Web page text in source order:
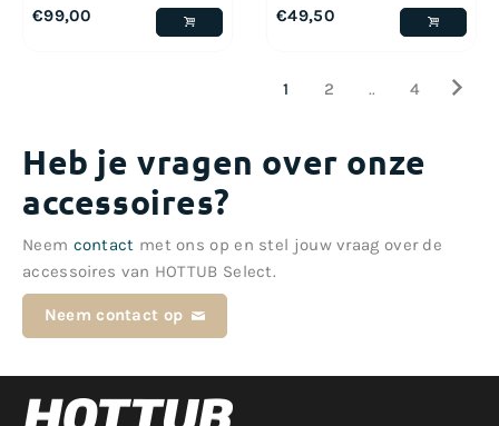
€99,00 €49,50
1 2 .. 4
Heb je vragen over onze
accessoires?
Neem contact met ons op en stel jouw vraag over de
accessoires van HOTTUB Select.
Neem contact op